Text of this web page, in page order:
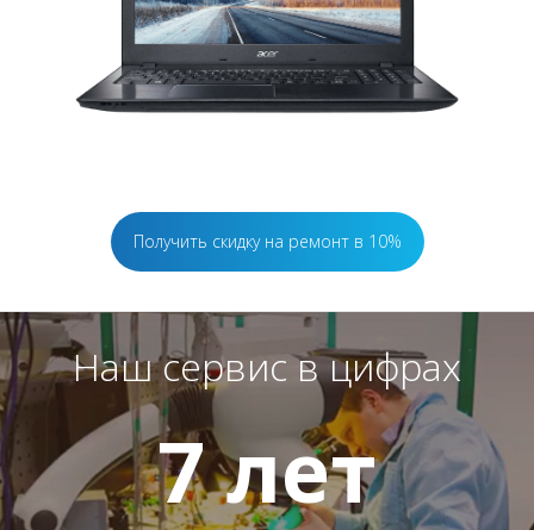
Получить скидку на ремонт в 10%
Наш сервис в цифрах
7лет